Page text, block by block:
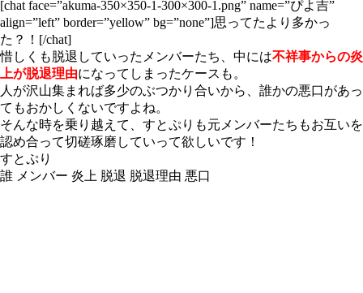
[chat face=”akuma-350×350-1-300×300-1.png” name=”ぴよ吉”
align=”left” border=”yellow” bg=”none”]思ってたより多かっ
た？！[/chat]
惜しくも脱退していったメンバーたち、中には不祥事からの炎
上が脱退理由になってしまったケースも。
人が沢山集まれば多少のぶつかり合いから、誰かの悪口があっ
てもおかしくないですよね。
そんな時を乗り越えて、すとぷりも元メンバーたちもお互いを
認め合って切磋琢磨していって欲しいです！
すとぷり
誰 メンバー 炎上 脱退 脱退理由 悪口